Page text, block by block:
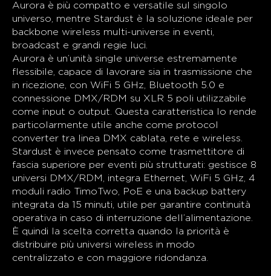
Aurora è più compatto e versatile sul singolo
universo, mentre Stardust è la soluzione ideale per
backbone wireless multi-universe in eventi,
broadcast e grandi regie luci.
Aurora è un’unità single universe estremamente
flessibile, capace di lavorare sia in trasmissione che
in ricezione, con WiFi 5 GHz, Bluetooth 5.0 e
connessione DMX/RDM su XLR 5 poli utilizzabile
come input o output. Questa caratteristica lo rende
particolarmente utile anche come protocol
converter tra linea DMX cablata, rete e wireless.
Stardust è invece pensato come trasmettitore di
fascia superiore per eventi più strutturati: gestisce 8
universi DMX/RDM, integra Ethernet, WiFi 5 GHz, 4
moduli radio TimoTwo, PoE e una backup battery
integrata da 15 minuti, utile per garantire continuità
operativa in caso di interruzione dell’alimentazione.
È quindi la scelta corretta quando la priorità è
distribuire più universi wireless in modo
centralizzato e con maggiore ridondanza.